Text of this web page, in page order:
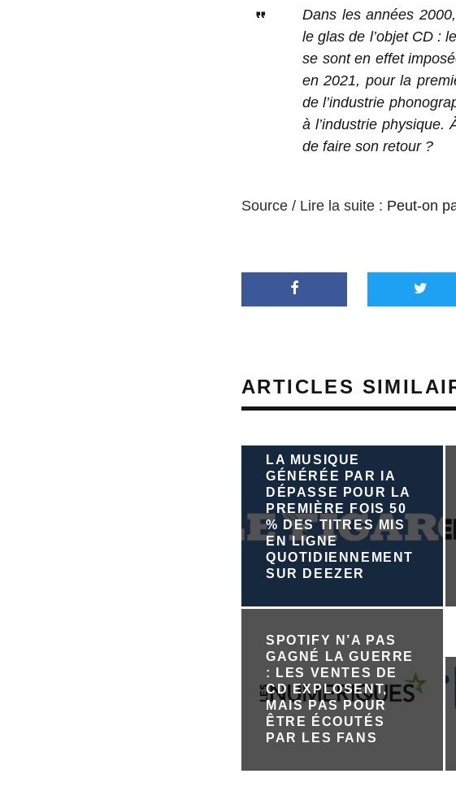
Dans les années
le glas de l’objet CD :
se sont en effet
en 2021, pour la
de l’industrie
à l’industrie physique.
de faire son retour ?
Source / Lire la suite : Peut-on
ARTICLES
LA MUSIQUE
GÉNÉRÉE PAR IA
DÉPASSE POUR LA
PREMIÈRE FOIS 50
% DES TITRES MIS
EN LIGNE
QUOTIDIENNEMENT
SUR DEEZER
SPOTIFY N’A PAS
GAGNÉ LA GUERRE
: LES VENTES DE
CD EXPLOSENT,
MAIS PAS POUR
ÊTRE ÉCOUTÉS
PAR LES FANS